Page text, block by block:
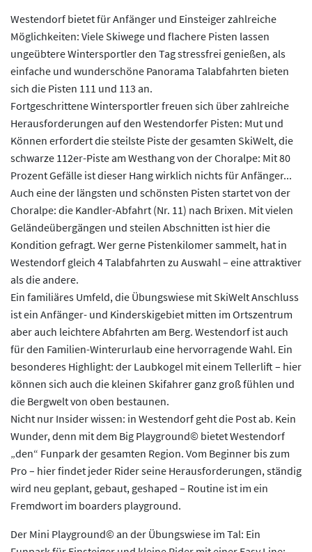
Westendorf bietet für Anfänger und Einsteiger zahlreiche
Möglichkeiten: Viele Skiwege und flachere Pisten lassen
ungeübtere Wintersportler den Tag stressfrei genießen, als
einfache und wunderschöne Panorama Talabfahrten bieten
sich die Pisten 111 und 113 an.
Fortgeschrittene Wintersportler freuen sich über zahlreiche
Herausforderungen auf den Westendorfer Pisten: Mut und
Können erfordert die steilste Piste der gesamten SkiWelt, die
schwarze 112er-Piste am Westhang von der Choralpe: Mit 80
Prozent Gefälle ist dieser Hang wirklich nichts für Anfänger...
Auch eine der längsten und schönsten Pisten startet von der
Choralpe: die Kandler-Abfahrt (Nr. 11) nach Brixen. Mit vielen
Geländeübergängen und steilen Abschnitten ist hier die
Kondition gefragt. Wer gerne Pistenkilomer sammelt, hat in
Westendorf gleich 4 Talabfahrten zu Auswahl – eine attraktiver
als die andere.
Ein familiäres Umfeld, die Übungswiese mit SkiWelt Anschluss
ist ein Anfänger- und Kinderskigebiet mitten im Ortszentrum
aber auch leichtere Abfahrten am Berg. Westendorf ist auch
für den Familien-Winterurlaub eine hervorragende Wahl. Ein
besonderes Highlight: der Laubkogel mit einem Tellerlift – hier
können sich auch die kleinen Skifahrer ganz groß fühlen und
die Bergwelt von oben bestaunen.
Nicht nur Insider wissen: in Westendorf geht die Post ab. Kein
Wunder, denn mit dem Big Playground© bietet Westendorf
„den“ Funpark der gesamten Region. Vom Beginner bis zum
Pro – hier findet jeder Rider seine Herausforderungen, ständig
wird neu geplant, gebaut, geshaped – Routine ist im ein
Fremdwort im boarders playground.
Der Mini Playground© an der Übungswiese im Tal: Ein